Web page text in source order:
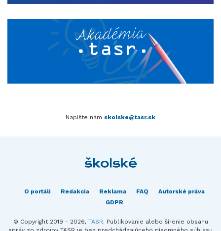
Napíšte nám skolske@tasr.sk
O portáli Redakcia Reklama FAQ
Autorské práva
GDPR
© Copyright 2019 - 2026, TASR. Publikovanie alebo šírenie obsahu